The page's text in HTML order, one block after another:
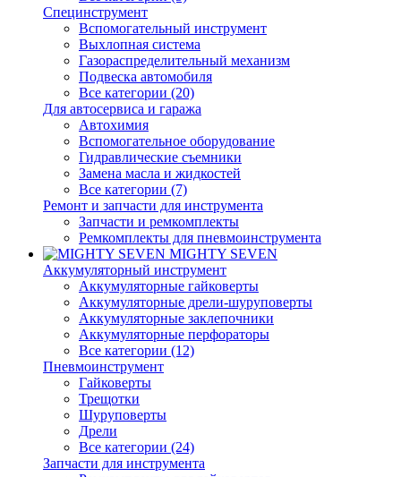
Специнструмент
Вспомогательный инструмент
Выхлопная система
Газораспределительный механизм
Подвеска автомобиля
Все категории (20)
Для автосервиса и гаража
Автохимия
Вспомогательное оборудование
Гидравлические съемники
Замена масла и жидкостей
Все категории (7)
Ремонт и запчасти для инструмента
Запчасти и ремкомплекты
Ремкомплекты для пневмоинструмента
MIGHTY SEVEN
Аккумуляторный инструмент
Аккумуляторные гайковерты
Аккумуляторные дрели-шуруповерты
Аккумуляторные заклепочники
Аккумуляторные перфораторы
Все категории (12)
Пневмоинструмент
Гайковерты
Трещотки
Шуруповерты
Дрели
Все категории (24)
Запчасти для инструмента